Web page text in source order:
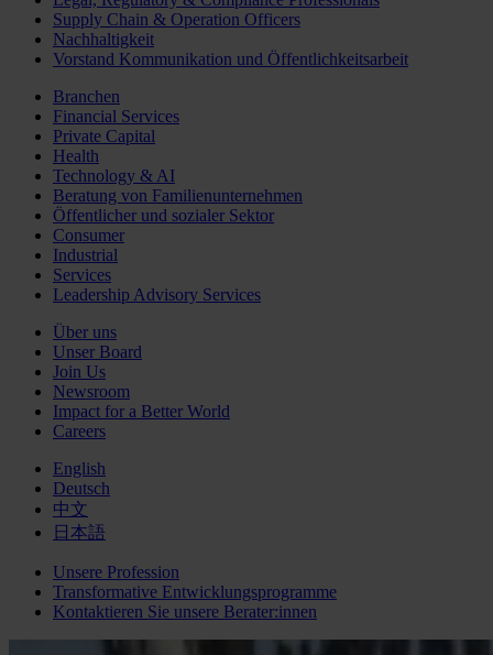
Supply Chain & Operation Officers
Nachhaltigkeit
Vorstand Kommunikation und Öffentlichkeitsarbeit
Branchen
Financial Services
Private Capital
Health
Technology & AI
Beratung von Familienunternehmen
Öffentlicher und sozialer Sektor
Consumer
Industrial
Services
Leadership Advisory Services
Über uns
Unser Board
Join Us
Newsroom
Impact for a Better World
Careers
English
Deutsch
中文
日本語
Unsere Profession
Transformative Entwicklungsprogramme
Kontaktieren Sie unsere Berater:innen